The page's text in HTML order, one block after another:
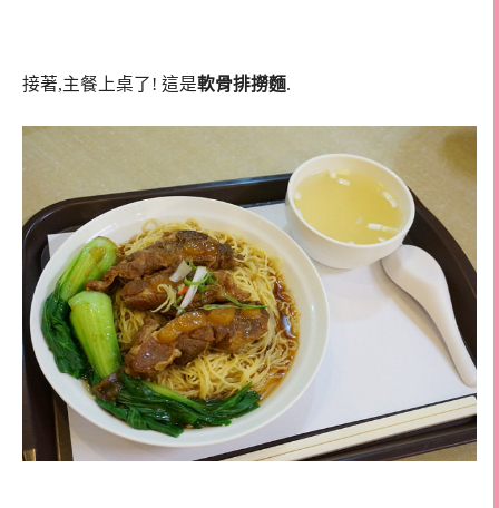
接著,主餐上桌了! 這是軟骨排撈麵.